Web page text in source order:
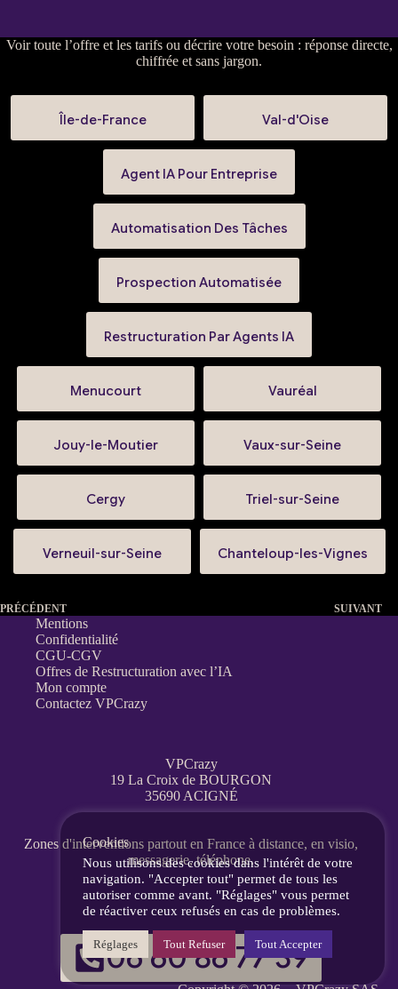
Voirtoute l’offre et les tarifsou décrire votre besoin : réponse directe,
chiffrée et sans jargon.
Île-de-France Val-d'Oise
Agent IA Pour Entreprise
Automatisation Des Tâches
Prospection Automatisée
Restructuration Par Agents IA
Menucourt Vauréal
Jouy-le-Moutier Vaux-sur-Seine
Cergy Triel-sur-Seine
Verneuil-sur-Seine Chanteloup-les-Vignes
PRÉCÉDENT SUIVANT
Mentions
Confidentialité
CGU-CGV
Offres de Restructuration avec l’IA
Mon compte
Contactez VPCrazy
VPCrazy
19 La Croix de BOURGON
35690 ACIGNÉ
Zones d'interventions partout en France à distance, en visio,
messagerie, téléphone.
06 60 86 77 39
Cookies
Nous utilisons des cookies dans l'intérêt de votre
navigation. "Accepter tout" permet de tous les
autoriser comme avant. "Réglages" vous permet
de réactiver ceux refusés en cas de problèmes.
Réglages Tout Refuser Tout Accepter